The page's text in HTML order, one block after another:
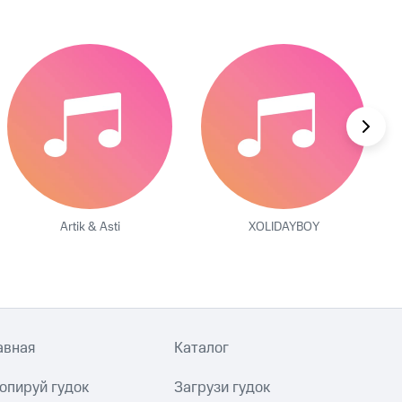
Artik & Asti XOLIDAYBOY
Каталог
гудок Загрузи гудок